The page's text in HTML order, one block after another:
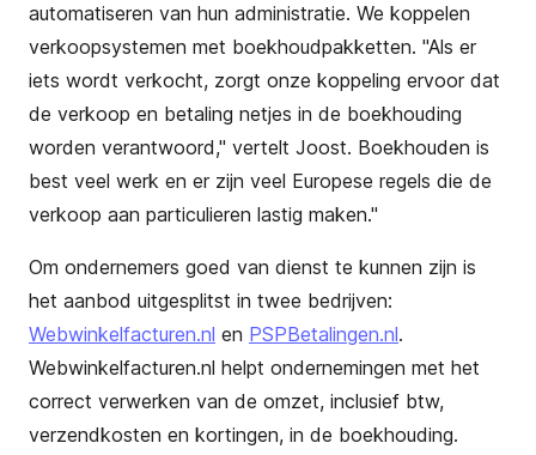
automatiseren van hun administratie. We koppelen
verkoopsystemen met boekhoudpakketten. "Als er
iets wordt verkocht, zorgt onze koppeling ervoor dat
de verkoop en betaling netjes in de boekhouding
worden verantwoord," vertelt Joost. Boekhouden is
best veel werk en er zijn veel Europese regels die de
verkoop aan particulieren lastig maken."
Om ondernemers goed van dienst te kunnen zijn is
het aanbod uitgesplitst in twee bedrijven:
Webwinkelfacturen.nl en PSPBetalingen.nl.
Webwinkelfacturen.nl helpt ondernemingen met het
correct verwerken van de omzet, inclusief btw,
verzendkosten en kortingen, in de boekhouding.